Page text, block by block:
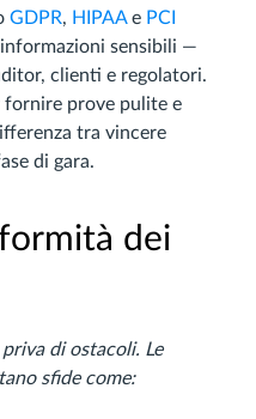
GDPR, HIPAAe PCI
sensibili —
clienti e regolatori.
prove pulite e
tra vincere
di gara.
dei
di ostacoli. Le
sfide come: